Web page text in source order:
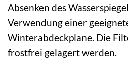
Absenken des
Verwendung einer
Winterabdeckplane. Die
frostfrei gelagert werden.